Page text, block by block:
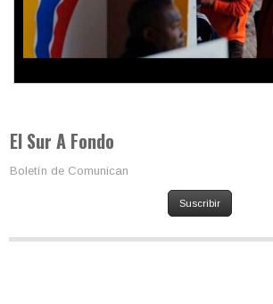
Trump y las drogas: la viga en los propios ojos
El Sur A Fondo
Boletín de Comunican
Suscribir